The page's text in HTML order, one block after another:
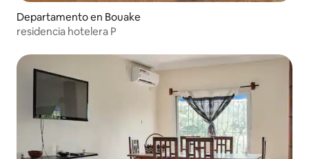
Departamento en Bouake
residencia hotelera P